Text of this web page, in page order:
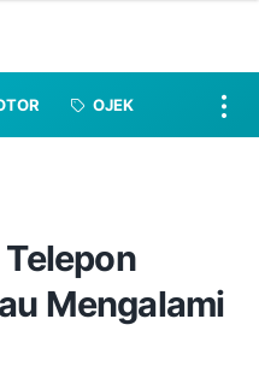
OJEK
Mengalami